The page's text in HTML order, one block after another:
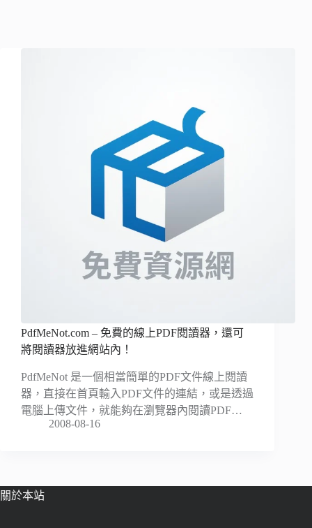
PdfMeNot.com – 免費的線上PDF閱讀器，還可
將閱讀器放進網站內！
PdfMeNot 是一個相當簡單的PDF文件線上閱讀
器，直接在首頁輸入PDF文件的連結，或是透過
電腦上傳文件，就能夠在瀏覽器內閱讀PDF…
2008-08-16
關於本站